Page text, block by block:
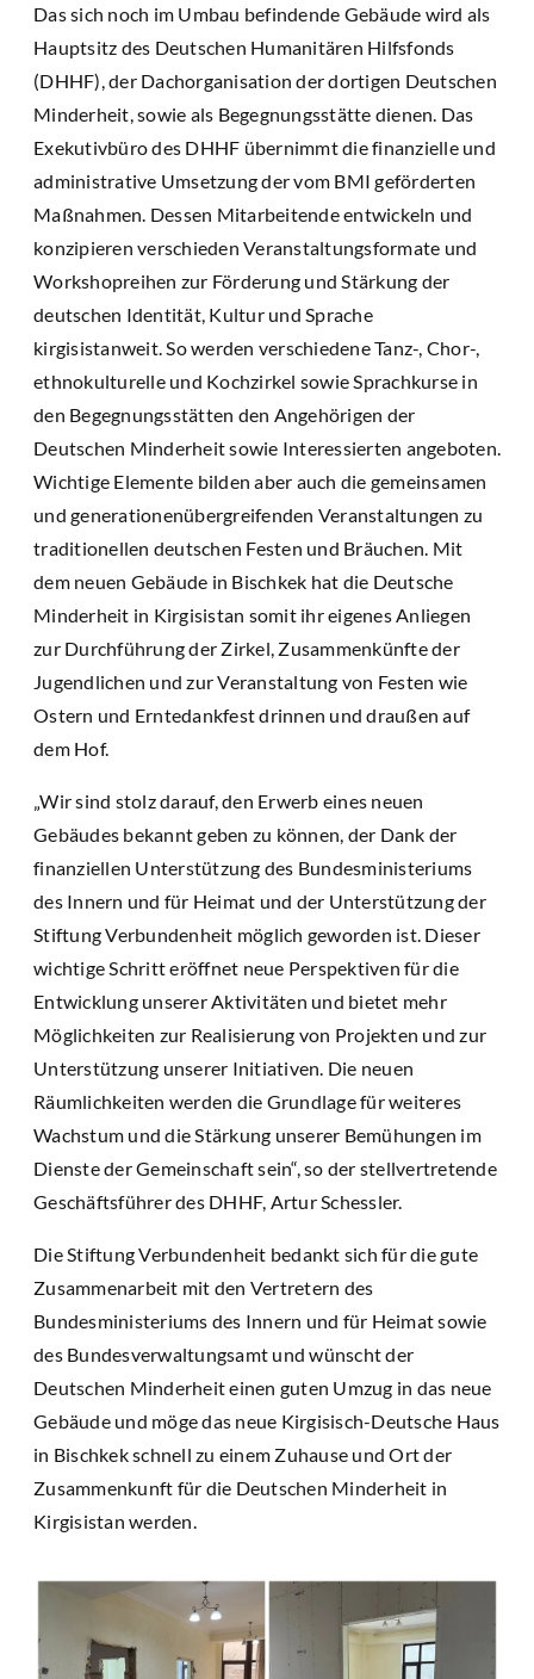
Das sich noch im Umbau befindende Gebäude wird als
Hauptsitz des Deutschen Humanitären Hilfsfonds
(DHHF), der Dachorganisation der dortigen Deutschen
Minderheit, sowie als Begegnungsstätte dienen. Das
Exekutivbüro des DHHF übernimmt die finanzielle und
administrative Umsetzung der vom BMI geförderten
Maßnahmen. Dessen Mitarbeitende entwickeln und
konzipieren verschieden Veranstaltungsformate und
Workshopreihen zur Förderung und Stärkung der
deutschen Identität, Kultur und Sprache
kirgisistanweit. So werden verschiedene Tanz-, Chor-,
ethnokulturelle und Kochzirkel sowie Sprachkurse in
den Begegnungsstätten den Angehörigen der
Deutschen Minderheit sowie Interessierten angeboten.
Wichtige Elemente bilden aber auch die gemeinsamen
und generationenübergreifenden Veranstaltungen zu
traditionellen deutschen Festen und Bräuchen. Mit
dem neuen Gebäude in Bischkek hat die Deutsche
Minderheit in Kirgisistan somit ihr eigenes Anliegen
zur Durchführung der Zirkel, Zusammenkünfte der
Jugendlichen und zur Veranstaltung von Festen wie
Ostern und Erntedankfest drinnen und draußen auf
dem Hof.
„Wir sind stolz darauf, den Erwerb eines neuen
Gebäudes bekannt geben zu können, der Dank der
finanziellen Unterstützung des Bundesministeriums
des Innern und für Heimat und der Unterstützung der
Stiftung Verbundenheit möglich geworden ist. Dieser
wichtige Schritt eröffnet neue Perspektiven für die
Entwicklung unserer Aktivitäten und bietet mehr
Möglichkeiten zur Realisierung von Projekten und zur
Unterstützung unserer Initiativen. Die neuen
Räumlichkeiten werden die Grundlage für weiteres
Wachstum und die Stärkung unserer Bemühungen im
Dienste der Gemeinschaft sein“, so der stellvertretende
Geschäftsführer des DHHF, Artur Schessler.
Die Stiftung Verbundenheit bedankt sich für die gute
Zusammenarbeit mit den Vertretern des
Bundesministeriums des Innern und für Heimat sowie
des Bundesverwaltungsamt und wünscht der
Deutschen Minderheit einen guten Umzug in das neue
Gebäude und möge das neue Kirgisisch-Deutsche Haus
in Bischkek schnell zu einem Zuhause und Ort der
Zusammenkunft für die Deutschen Minderheit in
Kirgisistan werden.